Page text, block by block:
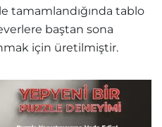
tamamlandığında tablo
baştan sona
için üretilmiştir.